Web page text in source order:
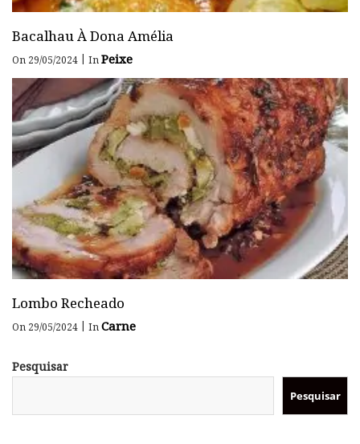
Bacalhau À Dona Amélia
On 29/05/2024 | InPeixe
Lombo Recheado
On 29/05/2024 InCarne
Pesquisar
Pesquisar